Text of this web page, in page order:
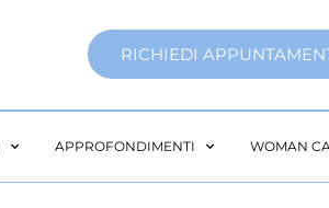
RICHIEDI
APPROFONDIMENTI WOMAN